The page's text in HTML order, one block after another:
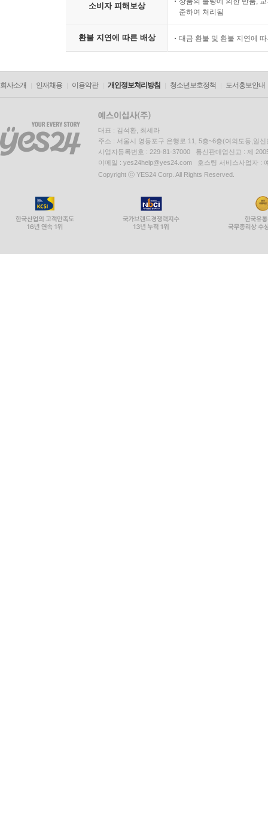
소비자 피해보상
준하여 처리됨
환불 지연에 따른 배상 대금 환불 및 환불 지연에
회사소개 인재채용 이용약관 개인정보처리방침 청소년보호정책 도서홍보안내
대표 : 김석환, 최세라
주소 : 서울시 영등포구 은행로 11, 5층~6층(여의도동,일신
사업자등록번호 : 229-81-37000 통신판매업신고 : 제
이메일 : yes24help@yes24.com 호스팅 서비스사업자 :
Copyright ⓒ YES24 Corp. All Rights Reserved.